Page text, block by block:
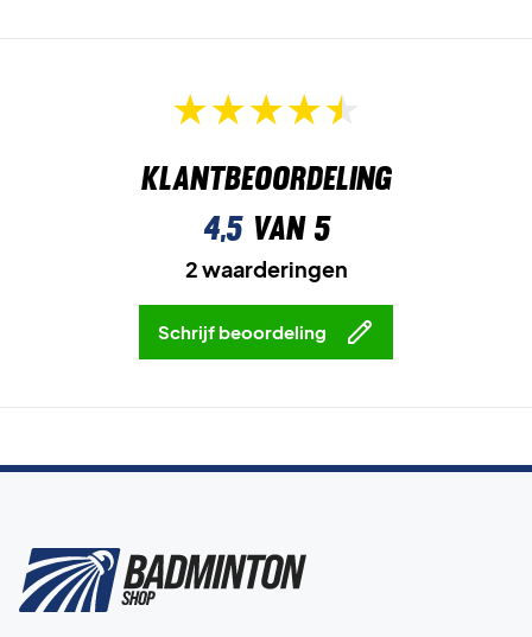
Klantbeoordeling
4,5van 5
2 waarderingen
Schrijf beoordeling